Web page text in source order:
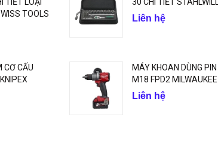
TOOLS
Liên hệ
CƠ CẤU
MÁY KHOAN DÙNG PIN
M18 FPD2 MILWAUKEE
Liên hệ